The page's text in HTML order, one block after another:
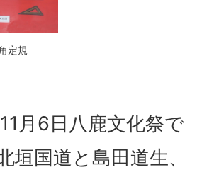
定規
月6日八鹿文化祭で
垣国道と島田道生、